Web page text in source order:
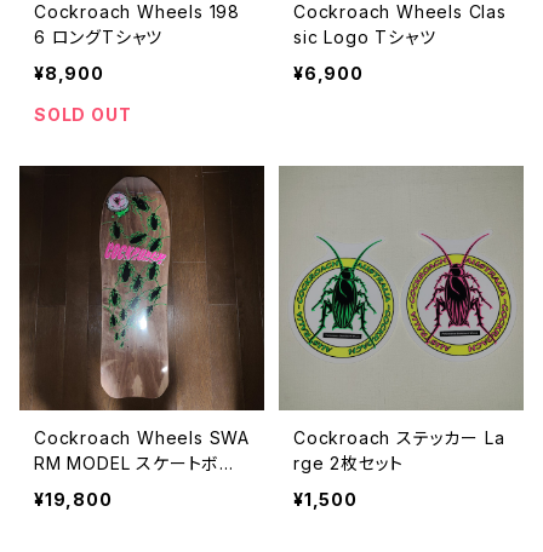
Cockroach Wheels 198
6 ロングTシャツ
¥8,900
SOLD OUT
Cockroach Wheels Clas
sic Logo Tシャツ
¥6,900
Cockroach Wheels SWA
RM MODEL スケートボー
ド デッキ
¥19,800
Cockroach ステッカー La
rge 2枚セット
¥1,500